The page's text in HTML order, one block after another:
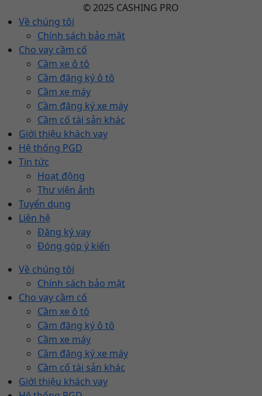
© 2025 CASHING PRO
Về chúng tôi
Chính sách bảo mật
Cho vay cầm cố
Cầm xe ô tô
Cầm đăng ký ô tô
Cầm xe máy
Cầm đăng ký xe máy
Cầm cố tài sản khác
Giới thiệu khách vay
Hệ thống PGD
Tin tức
Hoạt động
Thư viện ảnh
Tuyển dụng
Liên hệ
Đăng ký vay
Đóng góp ý kiến
Về chúng tôi
Chính sách bảo mật
Cho vay cầm cố
Cầm xe ô tô
Cầm đăng ký ô tô
Cầm xe máy
Cầm đăng ký xe máy
Cầm cố tài sản khác
Giới thiệu khách vay